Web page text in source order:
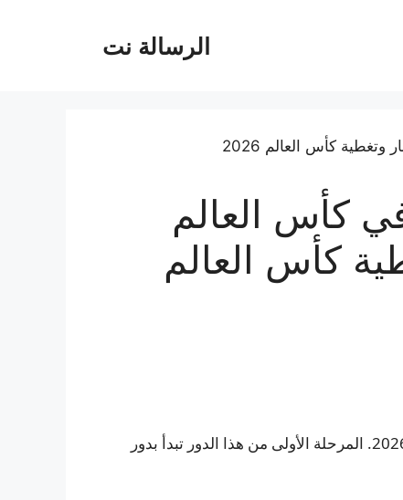
الرسالة نت
تأهل إلى دور الـ32 في كأس العالم
كأس العالم
تتبلور الآن خريطة منافسات خروج المغلوب في كأس العالم 2026. المرحلة الأولى من هذا الدور تبدأ بدور